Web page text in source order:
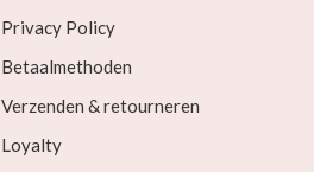
Privacy Policy
Betaalmethoden
Verzenden & retourneren
Loyalty